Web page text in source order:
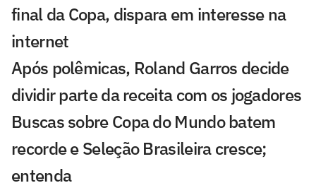
final da Copa, dispara em interesse na
internet
Após polêmicas, Roland Garros decide
dividir parte da receita com os jogadores
Buscas sobre Copa do Mundo batem
recorde e Seleção Brasileira cresce;
entenda